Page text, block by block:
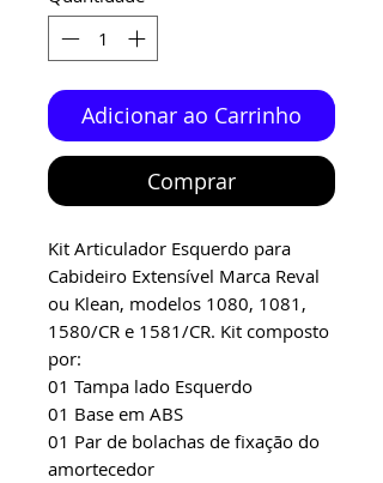
Adicionar ao Carrinho
Comprar
Kit Articulador Esquerdo para
Cabideiro Extensível Marca Reval
ou Klean, modelos 1080, 1081,
1580/CR e 1581/CR. Kit composto
por:
01 Tampa lado Esquerdo
01 Base em ABS
01 Par de bolachas de fixação do
amortecedor